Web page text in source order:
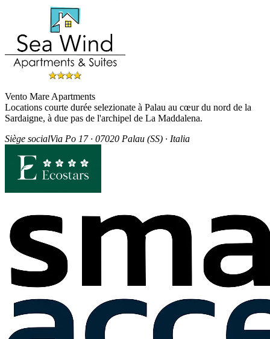
Vento Mare Apartments
Locations courte durée selezionate à Palau au cœur du nord de la
Sardaigne, à due pas de l'archipel de La Maddalena.
Siège socialVia Po 17 · 07020 Palau (SS) · Italia